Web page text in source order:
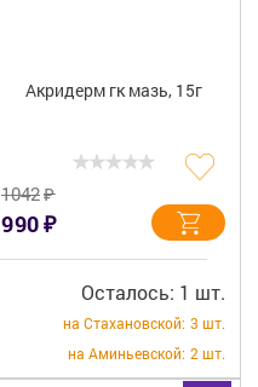
Акридерм гк мазь, 15г
1042₽
990₽
Осталось: 1 шт.
на Стахановской: 3 шт.
на Аминьевской: 2 шт.